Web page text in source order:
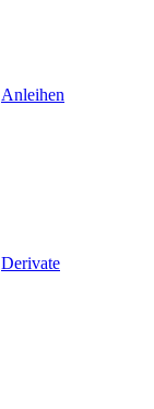
Anleihen
Derivate